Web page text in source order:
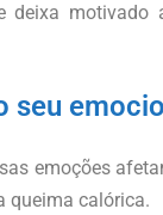
deixa motivado
seu
emoções
queima calórica.